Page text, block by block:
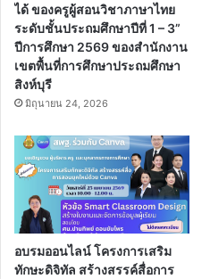
ได้ ของครูผู้สอนวิชาภาษาไทย
ระดับชั้นประถมศึกษาปีที่ 1 – 3”
ปีการศึกษา 2569 ของสำนักงาน
เขตพื้นที่การศึกษาประถมศึกษา
สิงห์บุรี
มิถุนายน 24, 2026
อบรมออนไลน์ โครงการเสริม
ทักษะดิจิทัล สร้างสรรค์สื่อการ